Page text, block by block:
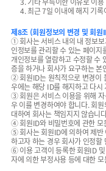
4. 최근 7일 이내에 해지 기
제8조 (회원정보의 변경 및 회원
① 회사는 서비스 내의 내 정보
인정보를 관리할 수 있는 페이
개인정보를 열람하고 수정할 수
증을 하거나 회사가 요구하는
② 회원ID는 원칙적으로 변경이
우에는 해당 ID를 해지하고 다
③ 회원은 서비스 이용을 위해
우 이를 변경하여야 합니다. 회
대하여 회사는 책임지지 않습니
④ 회원ID와 비밀번호에 관한 모
⑤ 회사는 회원ID에 의하여 제반
하고자 하는 경우 회사가 인정
⑥ 이용 고객이 등록한 회원ID
자에 의한 부정사용 등에 대한